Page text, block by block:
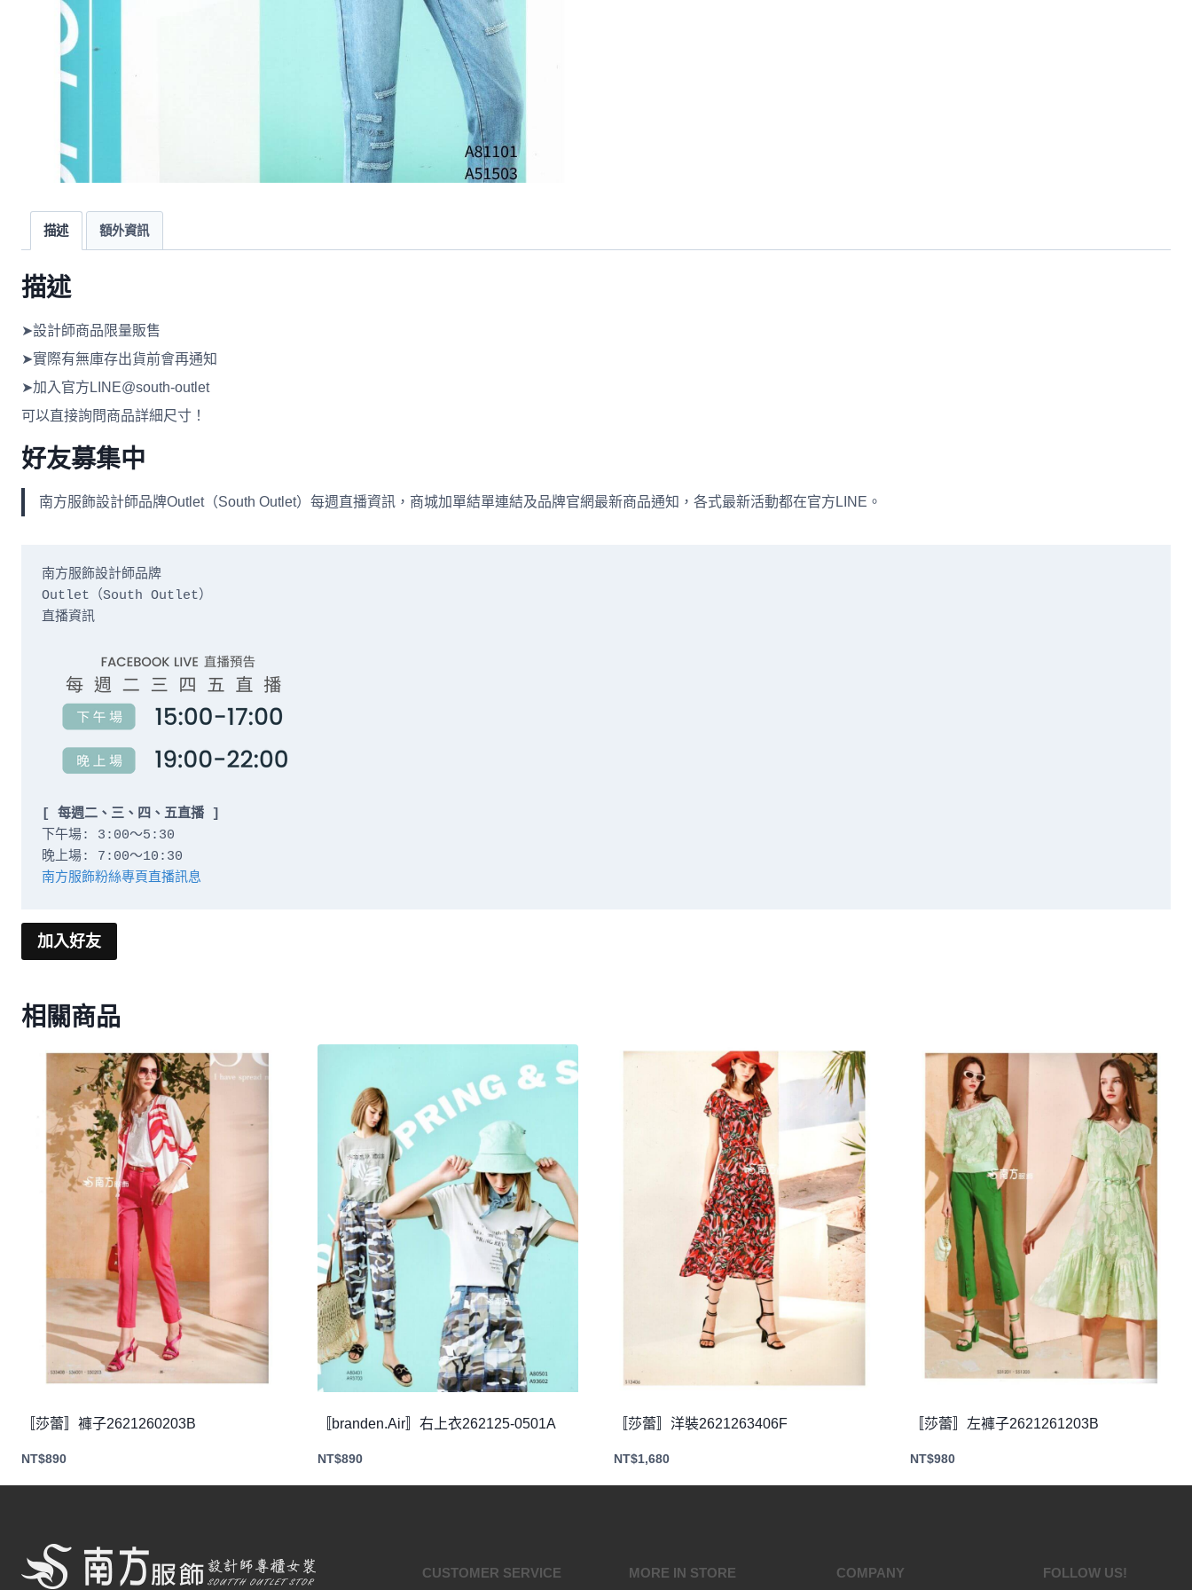
描述 額外資訊
描述
➤設計師商品限量販售
➤實際有無庫存出貨前會再通知
➤加入官方LINE@south-outlet
可以直接詢問商品詳細尺寸！
好友募集中
南方服飾設計師品牌Outlet（South Outlet）每週直播資訊，商城加單結單連結及品牌官網最新商品通知，各式最新活動都在官方LINE。
南方服飾設計師品牌
Outlet（South Outlet）
直播資訊
[ 每週二、三、四、五直播 ]
下午場: 3:00～5:30
南方服飾粉絲專頁直播訊息
加入好友
相關商品
〚莎蕾〛褲子2621260203B
NT$890
〚branden.Air〛右上衣262125-0501A
NT$890
〚莎蕾〛洋裝2621263406F
NT$1,680
〚莎蕾〛左褲子2621261203B
NT$980
CUSTOMER SERVICE MORE IN STORE COMPANY FOLLOW US!